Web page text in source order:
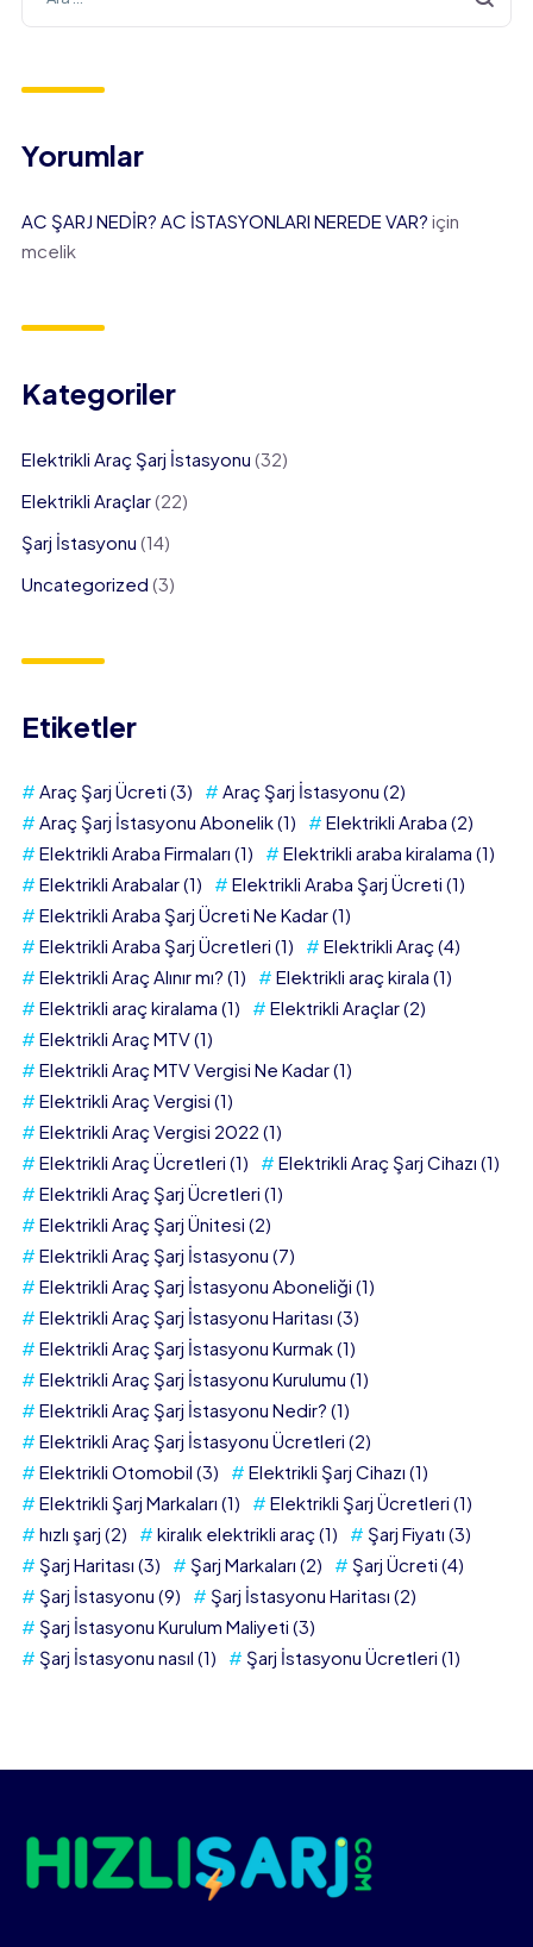
Yorumlar
AC ŞARJ NEDİR? AC İSTASYONLARI NEREDE VAR? için
mcelik
Kategoriler
Elektrikli Araç Şarj İstasyonu (32)
Elektrikli Araçlar(22)
Şarj İstasyonu (14)
Uncategorized (3)
Etiketler
Araç Şarj Ücreti (3) Araç Şarj İstasyonu (2)
Araç Şarj İstasyonu Abonelik(1) Elektrikli Araba (2)
Elektrikli Araba Firmaları (1) Elektrikli araba kiralama (1)
Elektrikli Arabalar(1) Elektrikli Araba Şarj Ücreti (1)
Elektrikli Araba Şarj Ücreti Ne Kadar(1)
Elektrikli Araba Şarj Ücretleri (1) Elektrikli Araç (4)
Elektrikli Araç Alınır mı? (1) Elektrikli araç kirala (1)
Elektrikli araç kiralama (1) Elektrikli Araçlar(2)
Elektrikli Araç MTV(1)
Elektrikli Araç MTV Vergisi Ne Kadar(1)
Elektrikli Araç Vergisi (1)
Elektrikli Araç Vergisi 2022 (1)
Elektrikli Araç Ücretleri (1) Elektrikli Araç Şarj Cihazı (1)
Elektrikli Araç Şarj Ücretleri (1)
Elektrikli Araç Şarj Ünitesi (2)
Elektrikli Araç Şarj İstasyonu (7)
Elektrikli Araç Şarj İstasyonu Aboneliği (1)
Elektrikli Araç Şarj İstasyonu Haritası (3)
Elektrikli Araç Şarj İstasyonu Kurmak(1)
Elektrikli Araç Şarj İstasyonu Kurulumu (1)
Elektrikli Araç Şarj İstasyonu Nedir? (1)
Elektrikli Araç Şarj İstasyonu Ücretleri (2)
Elektrikli Otomobil (3) Elektrikli Şarj Cihazı (1)
Elektrikli Şarj Markaları (1) Elektrikli Şarj Ücretleri (1)
hızlı şarj (2) kiralık elektrikli araç (1) Şarj Fiyatı (3)
Şarj Haritası (3) Şarj Markaları (2) Şarj Ücreti (4)
Şarj İstasyonu (9) Şarj İstasyonu Haritası (2)
Şarj İstasyonu Kurulum Maliyeti (3)
Şarj İstasyonu nasıl (1) Şarj İstasyonu Ücretleri (1)